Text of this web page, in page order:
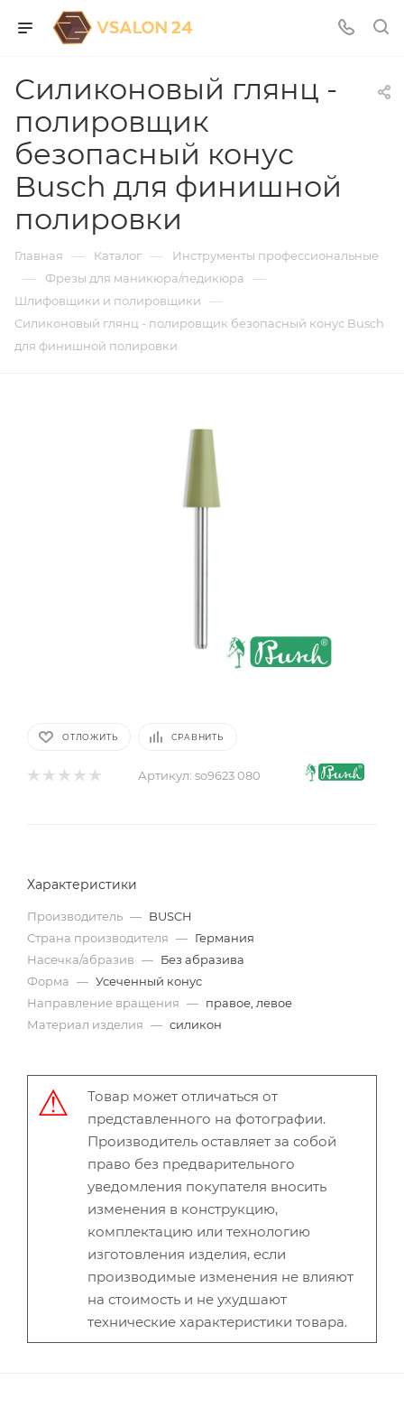
Силиконовый глянц -
полировщик
безопасный конус
Busch для финишной
полировки
Главная — Каталог — Инструменты профессиональные
— Фрезы для маникюра/педикюра —
Шлифовщики и полировщики —
Силиконовый глянц - полировщик безопасный конус Busch
для финишной полировки
ОТЛОЖИТЬ СРАВНИТЬ
Артикул: so9623 080
Характеристики
Производитель — BUSCH
Страна производителя — Германия
Насечка/абразив — Без абразива
Форма — Усеченный конус
Направление вращения — правое, левое
Материал изделия — силикон
Товар может отличаться от
представленного на фотографии.
Производитель оставляет за собой
право без предварительного
уведомления покупателя вносить
изменения в конструкцию,
комплектацию или технологию
изготовления изделия, если
производимые изменения не влияют
на стоимость и не ухудшают
технические характеристики товара.